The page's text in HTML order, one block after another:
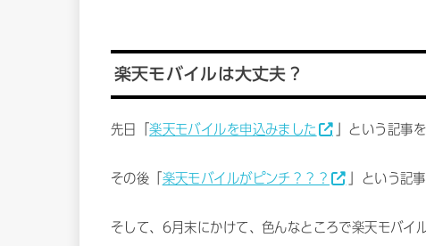
楽天モバイルは大丈夫？
先日「楽天モバイルを申込みました 」という記事
その後「楽天モバイルがピンチ？？？ 」という記
そして、6月末にかけて、色んなところで楽天モバ